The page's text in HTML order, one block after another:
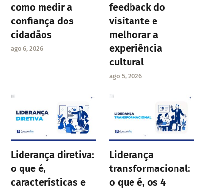
como medir a
confiança dos
cidadãos
ago 6, 2026
feedback do
visitante e
melhorar a
experiência
cultural
ago 5, 2026
Liderança diretiva:
o que é,
características e
Liderança
transformacional:
o que é, os 4